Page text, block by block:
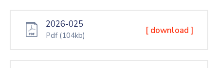
2026-025
Pdf (104kb) [ download ]